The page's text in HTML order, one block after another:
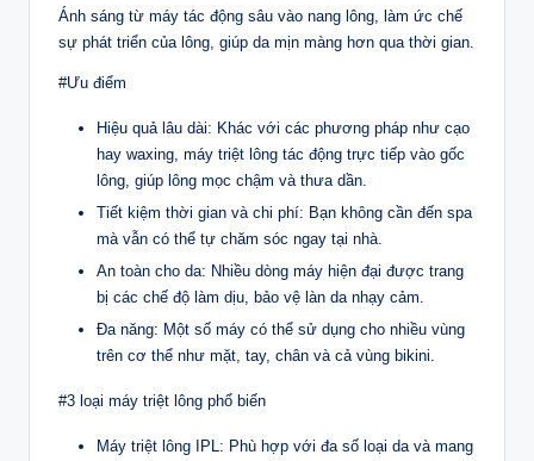
Ánh sáng từ máy tác động sâu vào nang lông, làm ức chế
sự phát triển của lông, giúp da mịn màng hơn qua thời gian.
#Ưu điểm
Hiệu quả lâu dài: Khác với các phương pháp như cạo
hay waxing, máy triệt lông tác động trực tiếp vào gốc
lông, giúp lông mọc chậm và thưa dần.
Tiết kiệm thời gian và chi phí: Bạn không cần đến spa
mà vẫn có thể tự chăm sóc ngay tại nhà.
An toàn cho da: Nhiều dòng máy hiện đại được trang
bị các chế độ làm dịu, bảo vệ làn da nhạy cảm.
Đa năng: Một số máy có thể sử dụng cho nhiều vùng
trên cơ thể như mặt, tay, chân và cả vùng bikini.
#3 loại máy triệt lông phổ biến
Máy triệt lông IPL: Phù hợp với đa số loại da và mang